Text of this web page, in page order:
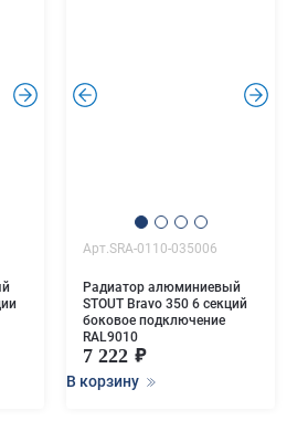
. . .
Арт.SRA-0110-035006
Радиатор алюминиевый
STOUT Bravo 350 6 секций
боковое подключение
RAL9010
7 222
В корзину